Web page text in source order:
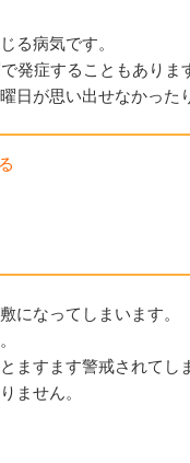
る病気です。
発症することもありま
日が思い出せなかっ
になってしまいます。
ますます警戒されてし
ません。